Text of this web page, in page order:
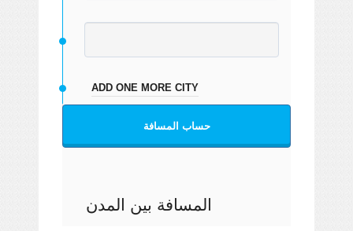
ADD ONE MORE CITY
حساب المسافة
المسافة بين المدن